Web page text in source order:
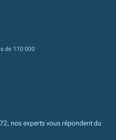
de 110 000
nos experts vous répondent du